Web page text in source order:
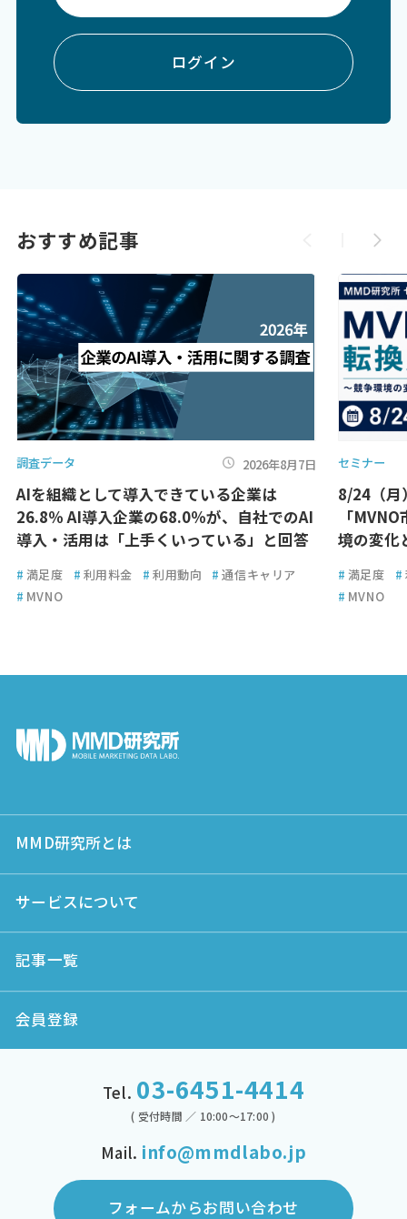
ログイン
おすすめ記事
調査データ 2026年8月7日
AIを組織として導入できている企業は
26.8％ AI導入企業の68.0％が、自社でのAI
導入・活用は「上手くいっている」と回答
# 満足度 # 利用料金 # 利用動向 # 通信キャリア
# MVNO
セミナー
8/24（月
「
境の変化
# 満足度 #
# MVNO
MMD研究所とは
サービスについて
記事一覧
会員登録
Tel. 03-6451-4414
( 受付時間 ／ 10:00～17:00 )
Mail. info@mmdlabo.jp
フォームからお問い合わせ